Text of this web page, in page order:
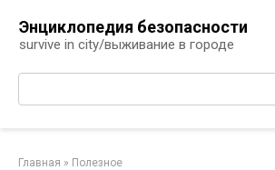
контенту
Энциклопедия безопасности
survive in city/выживание в городе
Поиск:
Главная » Полезное